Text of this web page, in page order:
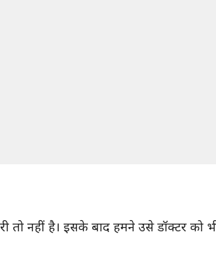
तो नहीं है। इसके बाद हमने उसे डॉक्टर को